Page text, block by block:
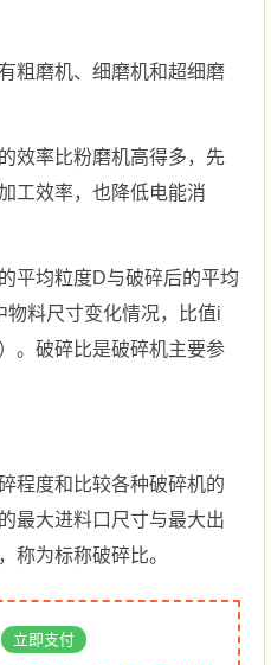
粗磨机、细磨机和超细磨
效率比粉磨机高得多，先
工效率，也降低电能消
平均粒度D与破碎后的平均
物料尺寸变化情况，比值i
。破碎比是破碎机主要参
程度和比较各种破碎机的
最大进料口尺寸与最大出
称为标称破碎比。
立即支付